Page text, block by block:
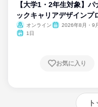
【大学1・2年生対象】パ
ックキャリアデザインプ
ム
オンライン
2026年8月・9
1日
お気に入り